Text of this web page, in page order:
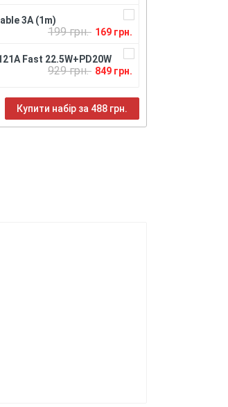
3A (1m)
199 грн. 169 грн.
Fast 22.5W+PD20W
929 грн. 849 грн.
Купити набір за 488 грн.